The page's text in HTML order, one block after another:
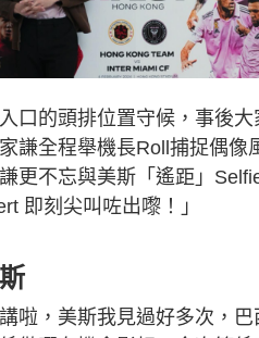
口的頭排位置守候，事後
謙全程舉機長Roll捕捉偶
更不忘與美斯「遙距」
即刻尖叫咗出嚟！」
啦，美斯我見過好多次，